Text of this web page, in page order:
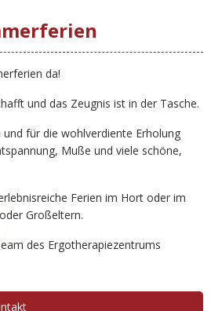
da!
und das Zeugnis ist in der Tasche.
für die wohlverdiente Erholung
Muße und viele schöne,
Ferien im Hort oder im
Großeltern.
des Ergotherapiezentrums